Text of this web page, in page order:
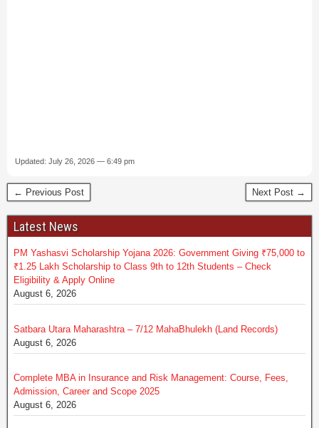
Updated: July 26, 2026 — 6:49 pm
← Previous Post Next Post →
Latest News
PM Yashasvi Scholarship Yojana 2026: Government Giving ₹75,000 to
₹1.25 Lakh Scholarship to Class 9th to 12th Students – Check
Eligibility & Apply Online
August 6, 2026
Satbara Utara Maharashtra – 7/12 MahaBhulekh (Land Records)
August 6, 2026
Complete MBA in Insurance and Risk Management: Course, Fees,
Admission, Career and Scope 2025
August 6, 2026